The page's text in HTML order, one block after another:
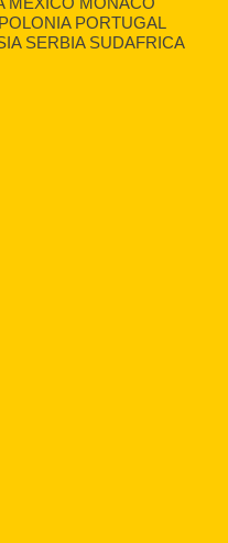
PORTUGAL
SERBIA SUDAFRICA